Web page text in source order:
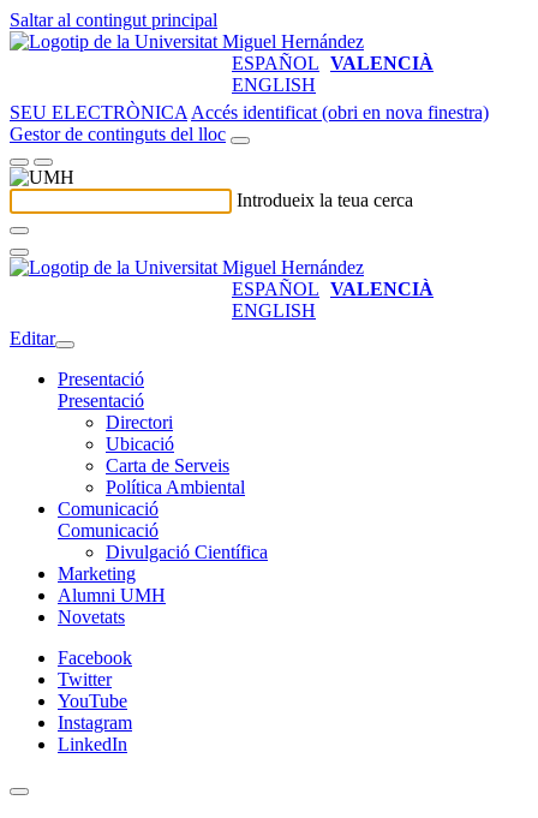
Saltar al contingut principal
ESPAÑOL VALENCIÀ
ENGLISH
SEU ELECTRÒNICA Accés identificat (obri en nova finestra)
Gestor de continguts del lloc
Introdueix la teua cerca
ESPAÑOL VALENCIÀ
ENGLISH
Editar
Presentació
Presentació
Directori
Ubicació
Carta de Serveis
Política Ambiental
Comunicació
Comunicació
Divulgació Científica
Marketing
Alumni UMH
Novetats
Facebook
Twitter
YouTube
Instagram
LinkedIn